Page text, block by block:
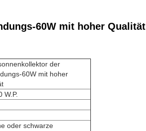
60W mit hoher Qualität
der
60W mit hoher
W.P.
oder schwarze